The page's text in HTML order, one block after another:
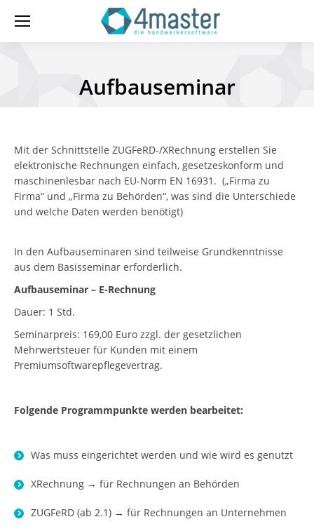
Aufbauseminar
Mit der Schnittstelle ZUGFeRD-/XRechnung erstellen Sie
elektronische Rechnungen einfach, gesetzeskonform und
maschinenlesbar nach EU-Norm EN 16931. („Firma zu
Firma“ und „Firma zu Behörden“, was sind die Unterschiede
und welche Daten werden benötigt)
In den Aufbauseminaren sind teilweise Grundkenntnisse
aus dem Basisseminar erforderlich.
Aufbauseminar – E-Rechnung
Dauer: 1 Std.
Seminarpreis: 169,00 Euro zzgl. der gesetzlichen
Mehrwertsteuer für Kunden mit einem
Premiumsoftwarepflegevertrag.
Folgende Programmpunkte werden bearbeitet:
Was muss eingerichtet werden und wie wird es genutzt
XRechnung → für Rechnungen an Behörden
ZUGFeRD (ab 2.1) → für Rechnungen an Unternehmen